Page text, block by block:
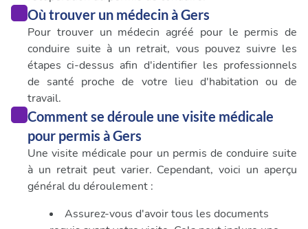
Où trouver un médecin à Gers
Pour trouver un médecin agréé pour le permis de
conduire suite à un retrait, vous pouvez suivre les
étapes ci-dessus afin d'identifier les professionnels
de santé proche de votre lieu d'habitation ou de
travail.
Comment se déroule une visite médicale
pour permis à Gers
Une visite médicale pour un permis de conduire suite
à un retrait peut varier. Cependant, voici un aperçu
général du déroulement :
Assurez-vous d'avoir tous les documents